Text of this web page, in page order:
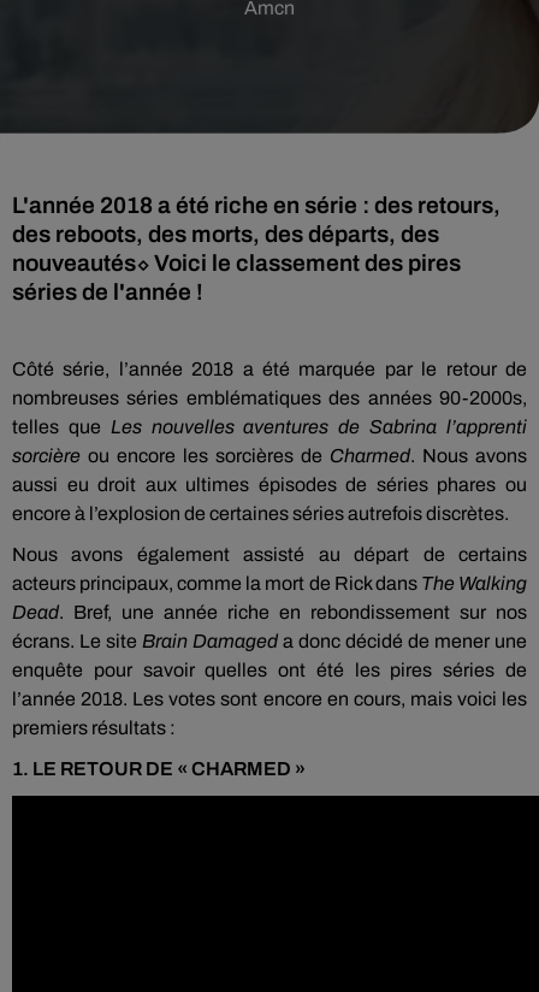
Amcn
L'année 2018 a été riche en série : des retours,
des reboots, des morts, des départs, des
nouveautés⬦ Voici le classement des pires
séries de l'année !
Côté série, l’année 2018 a été marquée par le retour de
nombreuses séries emblématiques des années 90-2000s,
telles que Lesnouvelles aventures de Sabrina l’apprenti
sorcière ou encore les sorcières de Charmed. Nous avons
aussi eu droit aux ultimes épisodes de séries phares ou
encore à l’explosion de certaines séries autrefois discrètes.
Nous avons également assisté au départ
de certains
acteurs principaux, comme la mort de Rick dans The Walking
Dead. Bref, une année riche en rebondissement sur nos
écrans. Le site Brain Damaged a donc décidé de mener une
enquête pour savoir quelles ont été les pires séries de
l’année 2018. Les votes sont encore en cours, mais voici les
premiers résultats :
1. LE RETOUR DE « CHARMED »